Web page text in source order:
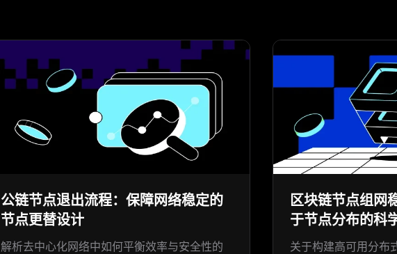
公链节点退出流程：保障网络稳定的
节点更替设计
解析去中心化网络中如何平衡效率与安全性的
区块链节点组网
于节点分布的科
关于构建高可用分布